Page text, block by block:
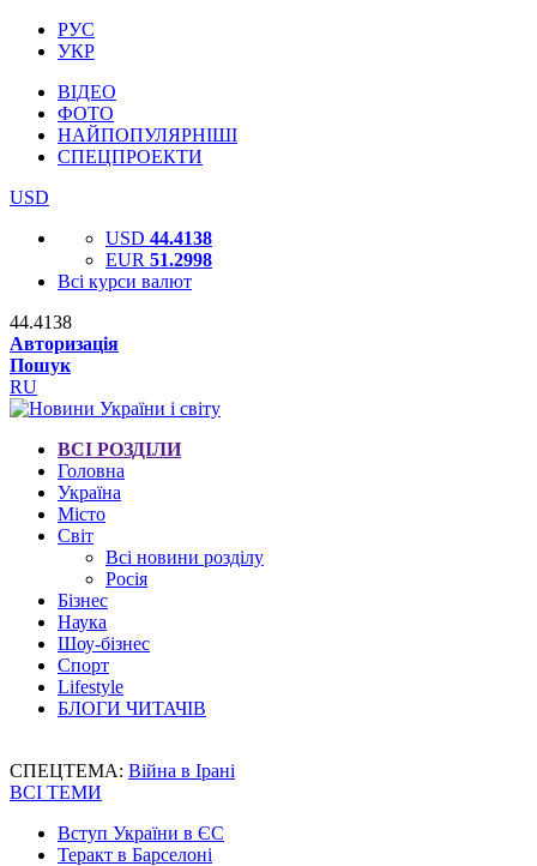
РУС
УКР
ВІДЕО
ФОТО
НАЙПОПУЛЯРНІШІ
СПЕЦПРОЕКТИ
USD
USD 44.4138
EUR 51.2998
Всі курси валют
44.4138
Авторизація
Пошук
RU
ВСІ РОЗДІЛИ
Головна
Україна
Місто
Світ
Всі новини розділу
Росія
Бізнес
Наука
Шоу-бізнес
Спорт
Lifestyle
БЛОГИ ЧИТАЧІВ
СПЕЦТЕМА: Війна в Ірані
ВСІ ТЕМИ
Вступ України в ЄС
Теракт в Барселоні